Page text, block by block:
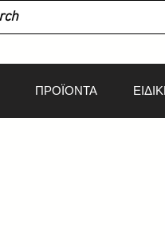
ΠΡΟΪΟΝΤΑ